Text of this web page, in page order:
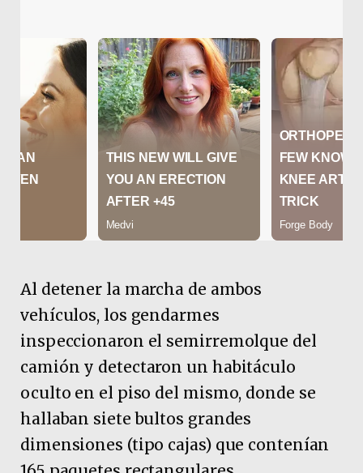
Al detener la marcha de ambos
vehículos, los gendarmes
inspeccionaron el semirremolque del
camión y detectaron un habitáculo
oculto en el piso del mismo, donde se
hallaban siete bultos grandes
dimensiones (tipo cajas) que contenían